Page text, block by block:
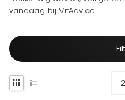
vandaag bij VitAdvice!